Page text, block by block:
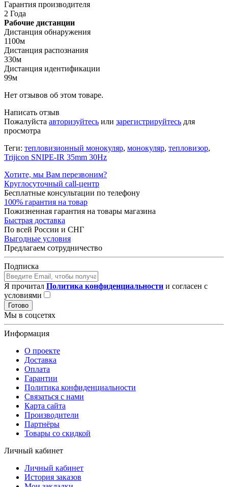
Гарантия производителя
2 Года
Рабочие дистанции
Дистанция обнаружения
1100м
Дистанция распознания
330м
Дистанция идентификации
99м
Нет отзывов об этом товаре.
Написать отзыв
Пожалуйста авторизуйтесь или зарегистрируйтесь для
просмотра
Теги: тепловизионный монокуляр, монокуляр, тепловизор,
Trijicon SNIPE-IR 35mm 30Hz
Хотите, мы Вам перезвоним?
Круглосуточный call-центр
Бесплатные консультации по телефону
100% гарантия на товар
Пожизненная гарантия на товары магазина
Быстрая доставка
По всей России и СНГ
Выгодные условия
Предлагаем сотрудничество
Подписка
Я прочитал Политика конфиденциальности и согласен с
условиями
Готово
Мы в соцсетях
Информация
О проекте
Доставка
Оплата
Гарантии
Политика конфиденциальности
Связаться с нами
Карта сайта
Производители
Партнёры
Товары со скидкой
Личный кабинет
Личный кабинет
История заказов